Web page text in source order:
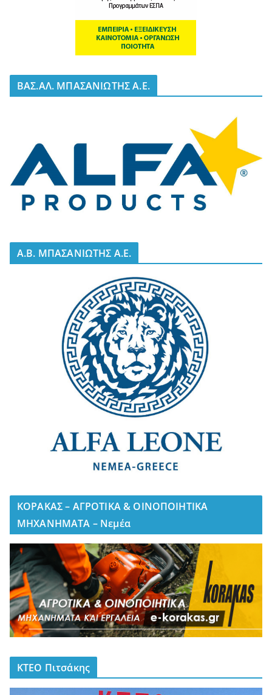
BΑΣ.ΑΛ. ΜΠΑΣΑΝΙΩΤΗΣ Α.Ε.
A.B. ΜΠΑΣΑΝΙΩΤΗΣ Α.Ε.
ΚΟΡΑΚΑΣ – ΑΓΡΟΤΙΚΑ & ΟΙΝΟΠΟΙΗΤΙΚΑ
ΜΗΧΑΝΗΜΑΤΑ – Νεμέα
ΚΤΕΟ Πιτσάκης